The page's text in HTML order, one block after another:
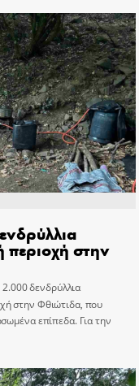
περιοχή στην
δενδρύλλια
στην Φθιώτιδα, που
επίπεδα. Για την